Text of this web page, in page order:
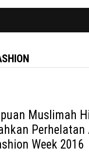
Muslimah
Perhelatan
Week 2016